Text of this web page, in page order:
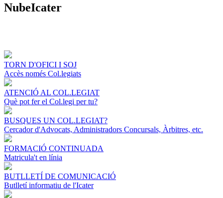
NubeIcater
TORN D'OFICI I SOJ
Accès només Col.legiats
ATENCIÓ AL COL.LEGIAT
Què pot fer el Col.legi per tu?
BUSQUES UN COL.LEGIAT?
Cercador d'Advocats, Administradors Concursals, Àrbitres, etc.
FORMACIÓ CONTINUADA
Matricula't en línia
BUTLLETÍ DE COMUNICACIÓ
Butlletí informatiu de l'Icater